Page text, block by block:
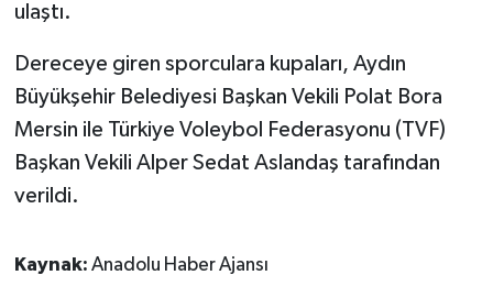
ulaştı.
Dereceye giren sporculara kupaları, Aydın
Büyükşehir Belediyesi Başkan Vekili Polat Bora
Mersin ile Türkiye Voleybol Federasyonu (TVF)
Başkan Vekili Alper Sedat Aslandaş tarafından
verildi.
Kaynak: Anadolu Haber Ajansı